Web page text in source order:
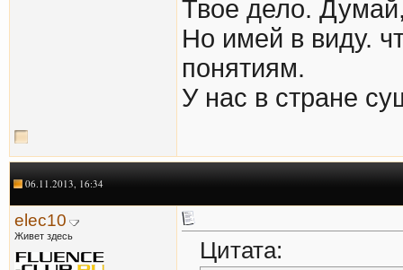
Твое дело.
Но имей в виду.
понятиям.
У нас в стране
06.11.2013, 16:34
elec10
Живет здесь
Цитата: